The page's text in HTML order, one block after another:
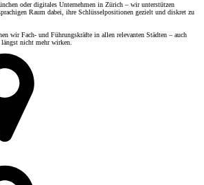
oder digitales Unternehmen in Zürich – wir unterstützen
Raum dabei, ihre Schlüsselpositionen gezielt und diskret zu
wir Fach- und Führungskräfte in allen relevanten Städten – auch
nicht mehr wirken.